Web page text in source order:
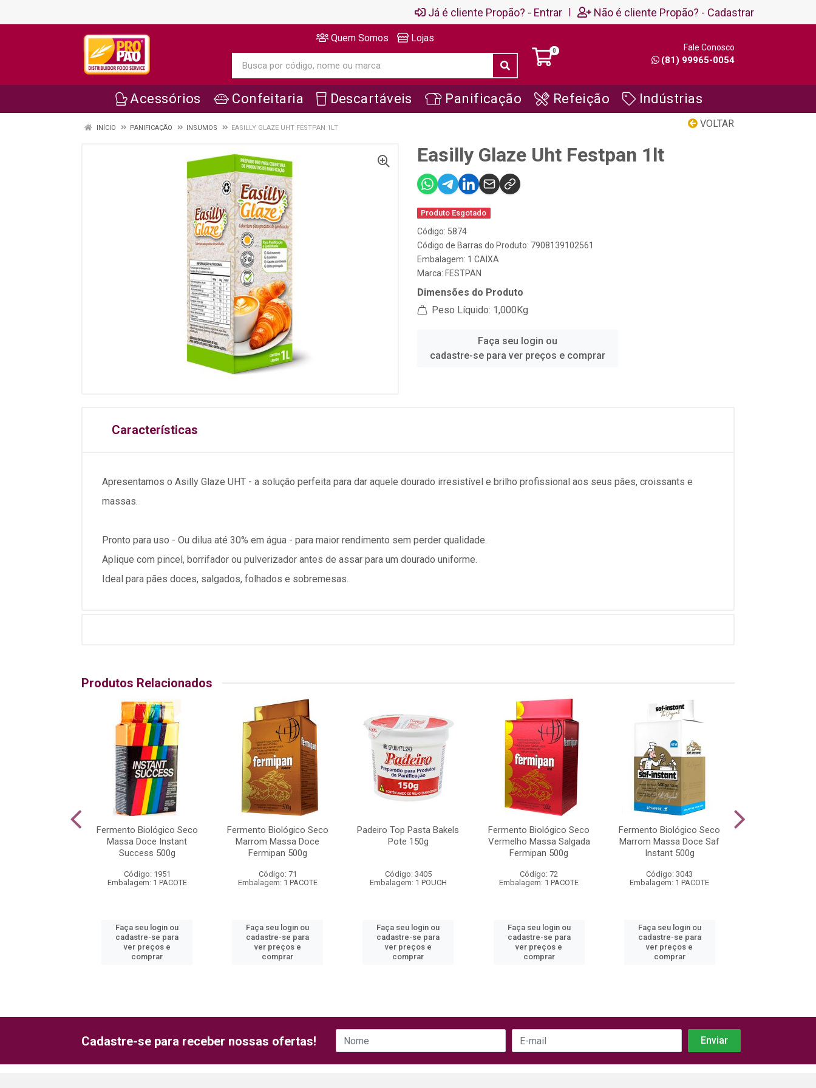
Já é cliente Propão? - Entrar | Não é cliente Propão? - Cadastrar
Quem Somos Lojas
0 Fale Conosco
(81) 99965-0054
Acessórios Confeitaria Descartáveis Panificação Refeição Indústrias
VOLTAR
INÍCIO PANIFICAÇÃO INSUMOS EASILLY GLAZE UHT FESTPAN 1LT
Easilly Glaze Uht Festpan 1lt
Produto Esgotado
Código: 5874
Código de Barras do Produto: 7908139102561
Embalagem: 1 CAIXA
Marca: FESTPAN
Dimensões do Produto
Peso Líquido: 1,000Kg
Faça seu login ou
cadastre-se para ver preços e comprar
Características
Apresentamos o Asilly Glaze UHT - a solução perfeita para dar aquele dourado irresistível e brilho profissional aos seus pães, croissants e
massas.
Pronto para uso - Ou dilua até 30% em água - para maior rendimento sem perder qualidade.
Aplique com pincel, borrifador ou pulverizador antes de assar para um dourado uniforme.
Ideal para pães doces, salgados, folhados e sobremesas.
Produtos Relacionados
Fermento Biológico Seco
Massa Doce Instant
Success 500g
Código: 1951
Embalagem: 1 PACOTE
Faça seu login ou
cadastre-se para
ver preços e
comprar
Fermento Biológico Seco
Marrom Massa Doce
Fermipan 500g
Código: 71
Embalagem: 1 PACOTE
Faça seu login ou
cadastre-se para
ver preços e
comprar
Padeiro Top Pasta Bakels
Pote 150g
Código: 3405
Embalagem: 1 POUCH
Faça seu login ou
cadastre-se para
ver preços e
comprar
Fermento Biológico Seco
Vermelho Massa Salgada
Fermipan 500g
Código: 72
Embalagem: 1 PACOTE
Faça seu login ou
cadastre-se para
ver preços e
comprar
Fermento Biológico Seco
Marrom Massa Doce Saf
Instant 500g
Código: 3043
Embalagem: 1 PACOTE
Faça seu login ou
cadastre-se para
ver preços e
comprar
Cadastre-se para receber nossas ofertas!